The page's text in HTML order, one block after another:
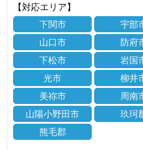
【対応エリア】
下関市
宇部
山口市
防府
下松市
岩国
光市
柳井
美祢市
周南
山陽小野田市
玖珂
熊毛郡